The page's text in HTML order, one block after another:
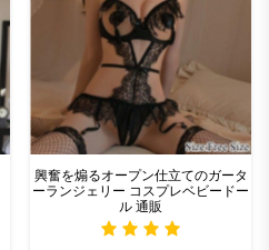
興奮を煽るオープン仕立てのガータ
ーランジェリー コスプレベビードー
ル 通販